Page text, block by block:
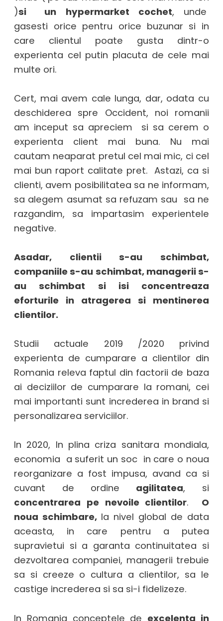
)si un hypermarket cochet, unde
gasesti orice pentru orice buzunar si in
care clientul poate gusta dintr-o
experienta cel putin placuta de cele mai
multe ori.
Cert, mai avem cale lunga, dar, odata cu
deschiderea spre Occident, noi romanii
am inceput sa apreciem si sa cerem o
experienta client mai buna. Nu mai
cautam neaparat pretul cel mai mic, ci cel
mai bun raport calitate pret. Astazi, ca si
clienti, avem posibilitatea sa ne informam,
sa alegem asumat sa refuzam sau sa ne
razgandim, sa impartasim experientele
negative.
Asadar, clientii s-au schimbat,
companiile s-au schimbat, managerii s-
au schimbat si isi concentreaza
eforturile in atragerea si mentinerea
clientilor.
Studii actuale 2019 /2020 privind
experienta de cumparare a clientilor din
Romania releva faptul din factorii de baza
ai deciziilor de cumparare la romani, cei
mai importanti sunt increderea in brand si
personalizarea serviciilor.
In 2020, In plina criza sanitara mondiala,
economia a suferit un soc in care o noua
reorganizare a fost impusa, avand ca si
cuvant de ordine agilitatea, si
concentrarea pe nevoile clientilor. O
noua schimbare, la nivel global de data
aceasta, in care pentru a putea
supravietui si a garanta continuitatea si
dezvoltarea companiei, managerii trebuie
sa si creeze o cultura a clientilor, sa le
castige increderea si sa si-i fidelizeze.
In Romania conceptele de excelenta in